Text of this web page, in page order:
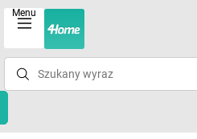
Menu